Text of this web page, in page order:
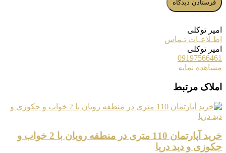
امیر توکلی
اطـلاعـات تـماس
امیر توکلی
09197566461
مشاهده نمایه
املاک مرتبط
خرید آپارتمان 110 متری در منطقه رویان با 2 خواب و
جکوزی و دید دریا